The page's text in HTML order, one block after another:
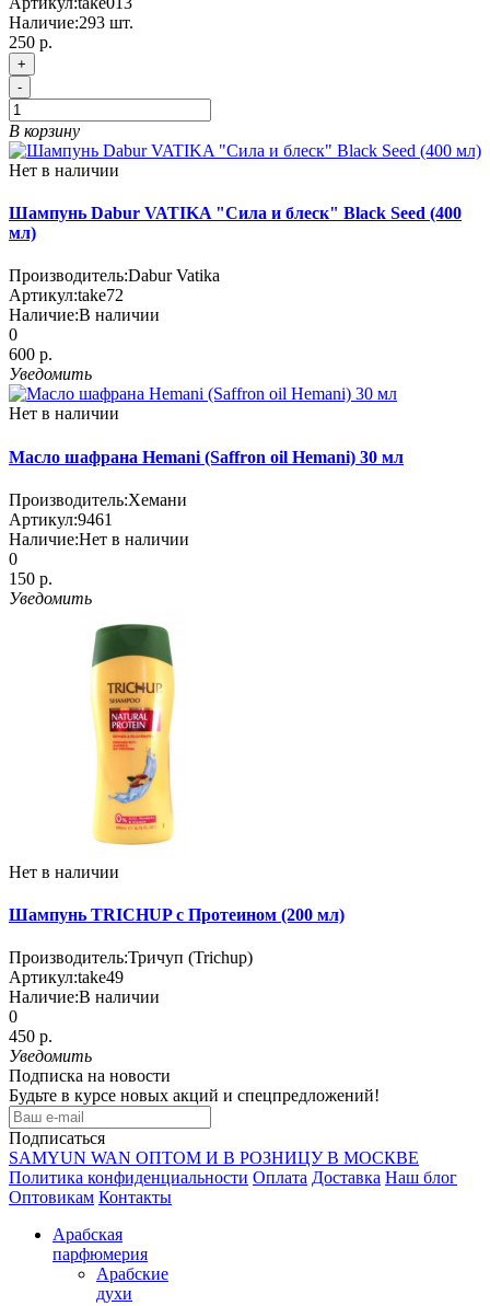
Наличие:293 шт.
250 р.
+
-
В корзину
Нет в наличии
Шампунь Dabur VATIKA "Сила и блеск" Black Seed (400
мл)
Производитель:Dabur Vatika
Артикул:take72
Наличие:В наличии
0
600 р.
Уведомить
Нет в наличии
Масло шафрана Hemani (Saffron oil Hemani) 30 мл
Производитель:Хемани
Артикул:9461
Наличие:Нет в наличии
0
150 р.
Уведомить
Нет в наличии
Шампунь TRICHUP с Протеином (200 мл)
Производитель:Тричуп (Trichup)
Артикул:take49
Наличие:В наличии
0
450 р.
Уведомить
Подписка на новости
Будьте в курсе новых акций и спецпредложений!
Подписаться
SAMYUN WAN ОПТОМ И В РОЗНИЦУ В МОСКВЕ
Политика конфиденциальности Оплата Доставка Наш блог
Оптовикам Контакты
Арабская
парфюмерия
Арабские
духи